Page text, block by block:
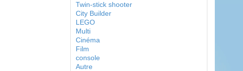
Twin-stick shooter
City Builder
LEGO
Multi
Cinéma
Film
console
Autre